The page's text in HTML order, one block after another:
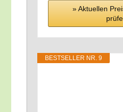
» Aktu­el­len
BEST­SEL­LER NR. 9